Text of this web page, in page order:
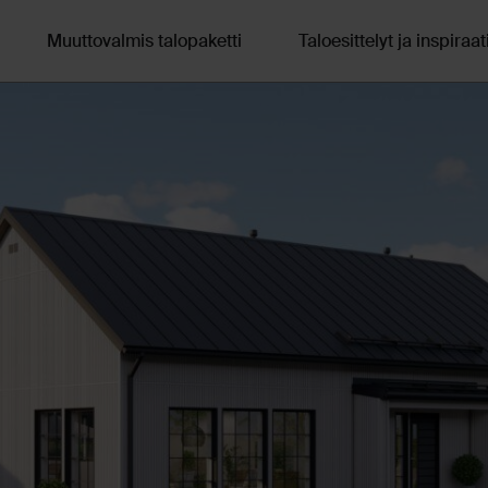
Muuttovalmis talopaketti Taloesittelyt ja